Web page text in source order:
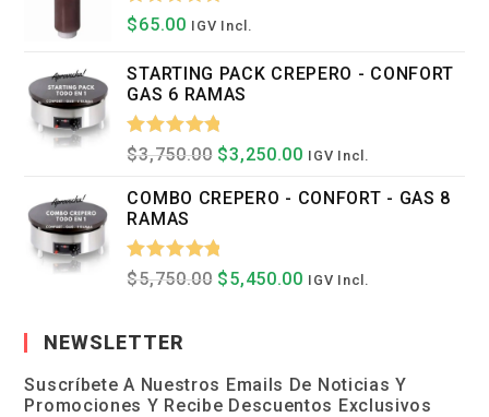
Valorado
De 5
$65.00 IGV Incl.
STARTING PACK CREPERO - CONFORT
GAS 6 RAMAS
Valorado
De 5
$3,750.00 El
Precio
Era:
$3,250.00El
Es:
IGV Incl.
COMBO CREPERO - CONFORT - GAS 8
RAMAS
Valorado
$5,750.00 El
Precio
$5,450.00ElIGV Incl.
NEWSLETTER
Suscríbete A Nuestros Emails De Noticias Y
Promociones Y Recibe Descuentos Exclusivos